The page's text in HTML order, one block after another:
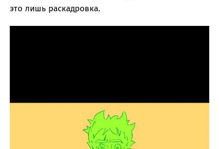
это лишь раскадровка.